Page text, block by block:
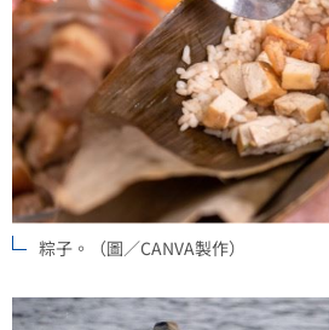
粽子。（圖／CANVA製作）